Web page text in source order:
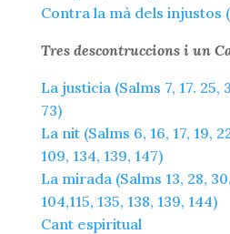
Contra la mà dels injustos
Tres descontruccions i un
La justicia (Salms 7, 17. 25,
73)
La nit (Salms 6, 16, 17, 19,
109, 134, 139, 147)
La mirada (Salms 13, 28,
104,115, 135, 138, 139, 144)
Cant espiritual